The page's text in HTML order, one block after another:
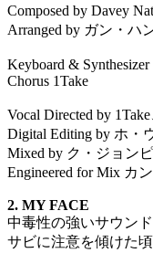
Composed by Davey
Arranged by ガン・ハ
Keyboard & Synthesizer
Chorus 1Take
Vocal Directed by
Digital Editing by ホ・
Mixed by ク・ジョン
Engineered for Mix カ
2. MY FACE
中毒性の強いサウン
サビに注意を傾けた